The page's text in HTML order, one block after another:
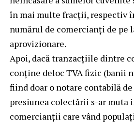
în mai multe fracții, respectiv
numărul de comercianți de pe
aprovizionare.
Apoi, dacă tranzacțiile dintre
conține deloc TVA fizic (banii
fiind doar o notare contabilă
presiunea colectării s-ar muta
comercianții care vând